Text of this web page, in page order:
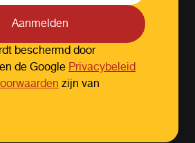
Aanmelden
beschermd door
de GooglePrivacybeleid
zijn van